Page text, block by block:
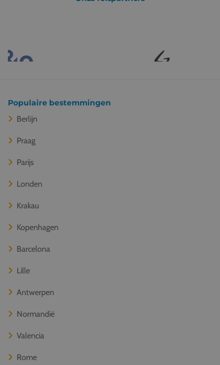
Populaire bestemmingen
Berlijn
Praag
Parijs
Londen
Krakau
Kopenhagen
Barcelona
Lille
Antwerpen
Normandië
Valencia
Rome